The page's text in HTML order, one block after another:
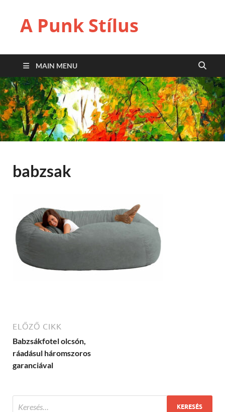
A Punk Stílus
MAIN MENU
babzsak
ELŐZŐ CIKK
Babzsákfotel olcsón,
ráadásul háromszoros
garanciával